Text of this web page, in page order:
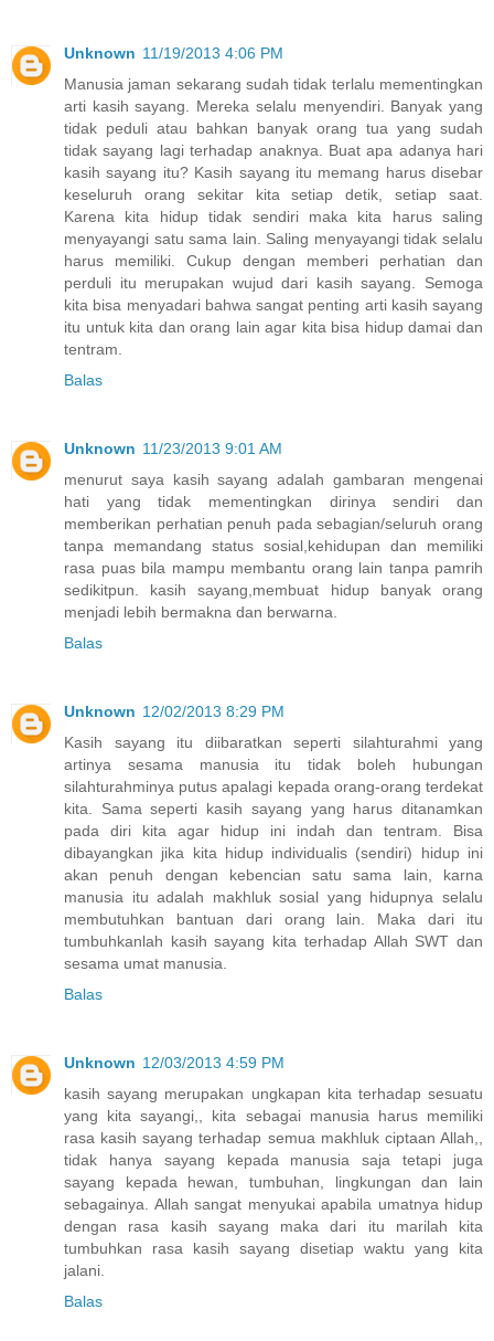
Unknown 11/19/2013 4:06 PM
Manusia jaman sekarang sudah tidak terlalu mementingkan
arti kasih sayang. Mereka selalu menyendiri. Banyak yang
tidak peduli atau bahkan banyak orang tua yang sudah
tidak sayang lagi terhadap anaknya. Buat apa adanya hari
kasih sayang itu? Kasih sayang itu memang harus disebar
keseluruh orang sekitar kita setiap detik, setiap saat.
Karena kita hidup tidak sendiri maka kita harus saling
menyayangi satu sama lain. Saling menyayangi tidak selalu
harus memiliki. Cukup dengan memberi perhatian dan
perduli itu merupakan wujud dari kasih sayang. Semoga
kita bisa menyadari bahwa sangat penting arti kasih sayang
itu untuk kita dan orang lain agar kita bisa hidup damai dan
tentram.
Balas
Unknown 11/23/2013 9:01 AM
menurut saya kasih sayang adalah gambaran mengenai
hati yang tidak mementingkan dirinya sendiri dan
memberikan perhatian penuh pada sebagian/seluruh orang
tanpa memandang status sosial,kehidupan dan memiliki
rasa puas bila mampu membantu orang lain tanpa pamrih
sedikitpun. kasih sayang,membuat hidup banyak orang
menjadi lebih bermakna dan berwarna.
Balas
Unknown 12/02/2013 8:29 PM
Kasih sayang itu diibaratkan seperti silahturahmi yang
artinya sesama manusia itu tidak boleh hubungan
silahturahminya putus apalagi kepada orang-orang terdekat
kita. Sama seperti kasih sayang yang harus ditanamkan
pada diri kita agar hidup ini indah dan tentram. Bisa
dibayangkan jika kita hidup individualis (sendiri) hidup ini
akan penuh dengan kebencian satu sama lain, karna
manusia itu adalah makhluk sosial yang hidupnya selalu
membutuhkan bantuan dari orang lain. Maka dari itu
tumbuhkanlah kasih sayang kita terhadap Allah SWT dan
sesama umat manusia.
Balas
Unknown 12/03/2013 4:59 PM
kasih sayang merupakan ungkapan kita terhadap sesuatu
yang kita sayangi,, kita sebagai manusia harus memiliki
rasa kasih sayang terhadap semua makhluk ciptaan Allah,,
tidak hanya sayang kepada manusia saja tetapi juga
sayang kepada hewan, tumbuhan, lingkungan dan lain
sebagainya. Allah sangat menyukai apabila umatnya hidup
dengan rasa kasih sayang maka dari itu marilah kita
tumbuhkan rasa kasih sayang disetiap waktu yang kita
jalani.
Balas